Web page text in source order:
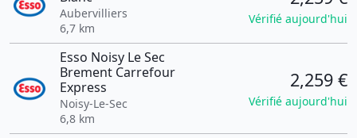
Aubervilliers
6,7 km
Vérifié aujourd'hui
Esso Noisy Le Sec
Brement Carrefour
Express
Noisy-Le-Sec
6,8 km
2,259 €
Vérifié aujourd'hui